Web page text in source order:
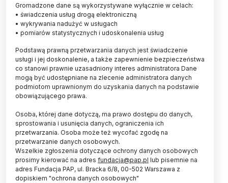
powodzeniem wyniki prac swoich naukowców.
</strong> W okresie wakacyjnym zawarto aż
cztery umowy licencyjne. Przedsiębiorcy kupili
prawa do korzystania z innowacyjnych rozwiązań
w zakresie chemii polimerów i chemii
przemysłowej. Jak poinformował Łukasz
Wściubiak, konsultant ds. prawnych Centrum
Gromadzone dane są wykorzystywane wyłącznie w celach:
• świadczenia usług drogą elektroniczną
• wykrywania nadużyć w usługach
• pomiarów statystycznych i udoskonalenia usług
Podstawą prawną przetwarzania danych jest świadczenie
usługi i jej doskonalenie, a także zapewnienie bezpieczeństwa
co stanowi prawnie uzasadniony interes administratora Dane
mogą być udostępniane na zlecenie administratora danych
podmiotom uprawnionym do uzyskania danych na podstawie
obowiązującego prawa.
Osoba, której dane dotyczą, ma prawo dostępu do danych,
sprostowania i usunięcia danych, ograniczenia ich
przetwarzania. Osoba może też wycofać zgodę na
przetwarzanie danych osobowych.
Wszelkie zgłoszenia dotyczące ochrony danych osobowych
prosimy kierować na adres fundacja@pap.pl lub pisemnie na
adres Fundacja PAP, ul. Bracka 6/8, 00-502 Warszawa z
dopiskiem "ochrona danych osobowych"